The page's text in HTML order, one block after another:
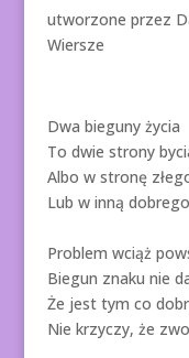
utworzone przez
Wiersze
Dwa bieguny życia
To dwie strony
Albo w stronę
Lub w inną
Problem wciąż
Biegun znaku nie
Że jest tym co
Nie krzyczy, że